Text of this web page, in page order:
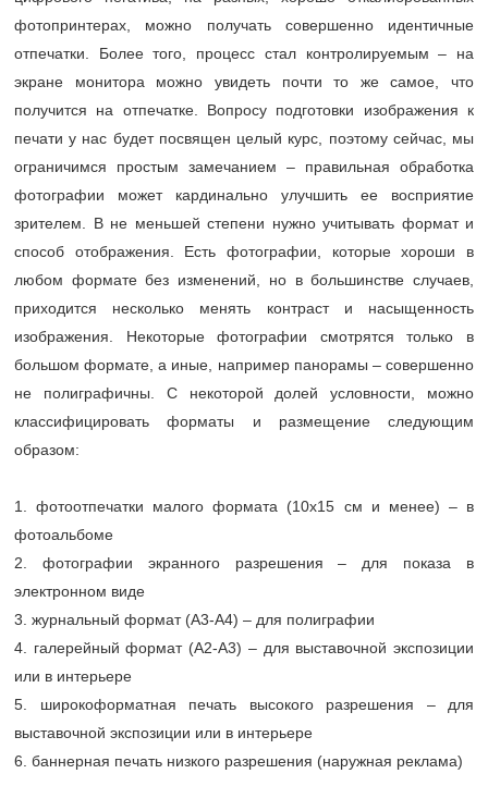
фотопринтерах, можно получать совершенно идентичные
отпечатки. Более того, процесс стал контролируемым – на
экране монитора можно увидеть почти то же самое, что
получится на отпечатке. Вопросу подготовки изображения к
печати у нас будет посвящен целый курс, поэтому сейчас, мы
ограничимся простым замечанием – правильная обработка
фотографии может кардинально улучшить ее восприятие
зрителем. В не меньшей степени нужно учитывать формат и
способ отображения. Есть фотографии, которые хороши в
любом формате без изменений, но в большинстве случаев,
приходится несколько менять контраст и насыщенность
изображения. Некоторые фотографии смотрятся только в
большом формате, а иные, например панорамы – совершенно
не полиграфичны. С некоторой долей условности, можно
классифицировать форматы и размещение следующим
образом:
1. фотоотпечатки малого формата (10х15 см и менее) – в
фотоальбоме
2. фотографии экранного разрешения – для показа в
электронном виде
3. журнальный формат (А3-А4) – для полиграфии
4. галерейный формат (А2-А3) – для выставочной экспозиции
или в интерьере
5. широкоформатная печать высокого разрешения – для
выставочной экспозиции или в интерьере
6. баннерная печать низкого разрешения (наружная реклама)